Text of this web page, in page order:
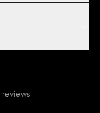
reviews